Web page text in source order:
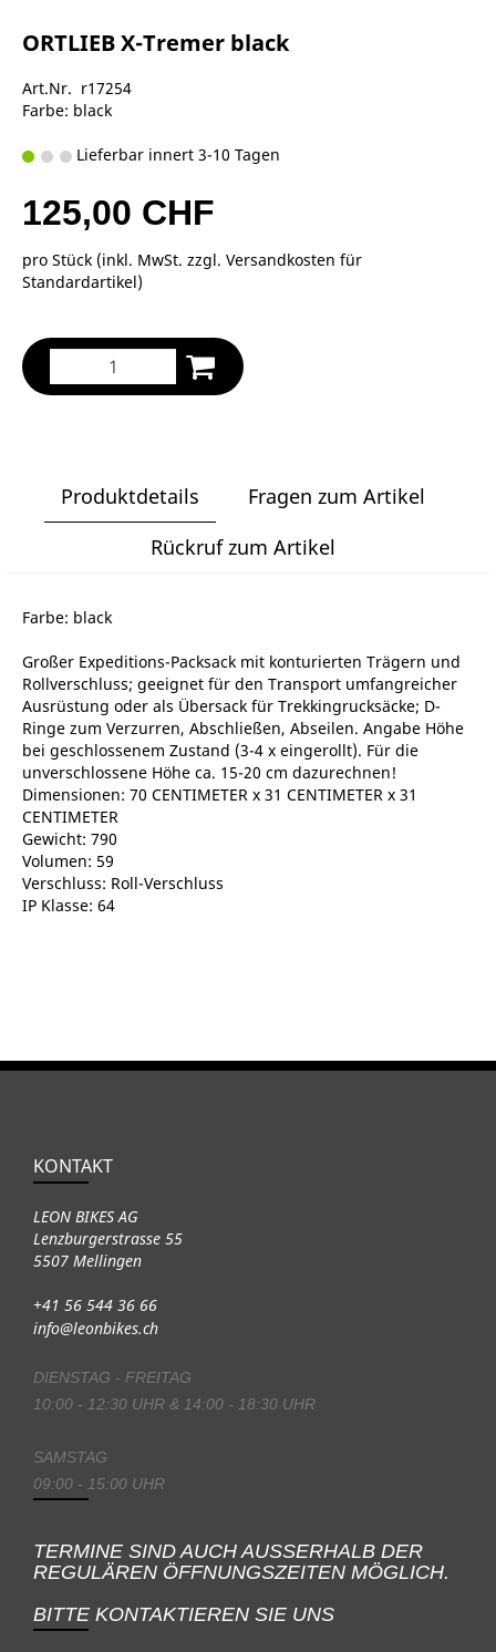
ORTLIEB X-Tremer black
Art.Nr. r17254
Farbe: black
Lieferbar innert 3-10 Tagen
125,00 CHF
pro Stück (inkl. MwSt. zzgl. Versandkosten für
Standardartikel)
Produktdetails
Fragen zum Artikel
Rückruf zum Artikel
Farbe: black
Großer Expeditions-Packsack mit konturierten Trägern und
Rollverschluss; geeignet für den Transport umfangreicher
Ausrüstung oder als Übersack für Trekkingrucksäcke; D-
Ringe zum Verzurren, Abschließen, Abseilen. Angabe Höhe
bei geschlossenem Zustand (3-4 x eingerollt). Für die
unverschlossene Höhe ca. 15-20 cm dazurechnen!
Dimensionen: 70 CENTIMETER x 31 CENTIMETER x 31
CENTIMETER
Gewicht: 790
Volumen: 59
Verschluss: Roll-Verschluss
IP Klasse: 64
KONTAKT
LEON BIKES AG
Lenzburgerstrasse 55
5507 Mellingen
+41 56 544 36 66
info@leonbikes.ch
DIENSTAG - FREITAG
10:00 - 12:30 UHR & 14:00 - 18:30 UHR
SAMSTAG
09:00 - 15:00 UHR
TERMINE SIND AUCH AUSSERHALB DER
REGULÄREN ÖFFNUNGSZEITEN MÖGLICH.
BITTE KONTAKTIEREN SIE UNS